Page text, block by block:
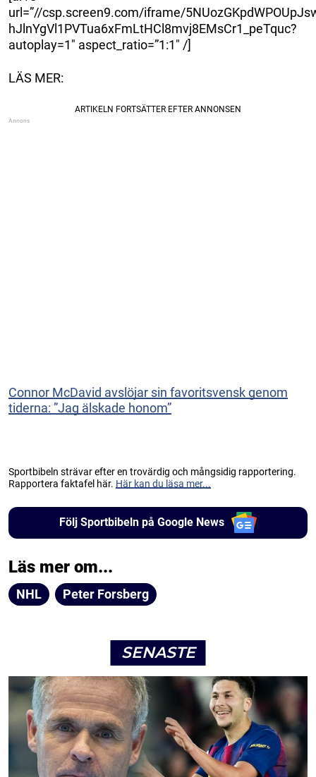
url=”//csp.screen9.com/iframe/
hJlnYgVl1PVTua6xFmLtHCl8mvj8EMsCr1_peTquc?
autoplay=1″ aspect_ratio=”1:1″ /]
LÄS MER:
Connor McDavid avslöjar sin favoritsvensk genom
tiderna: ”Jag älskade honom”
Sportbibeln strävar efter en trovärdig och mångsidig rapportering.
Rapportera faktafel här. Här kan du läsa mer...
Följ Sportbibeln på Google News
Läs mer om...
NHL Peter Forsberg
SENASTE